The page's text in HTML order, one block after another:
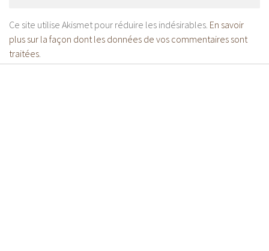
Ce site utilise Akismet pour réduire les indésirables. En savoir
plus sur la façon dont les données de vos commentaires sont
traitées.